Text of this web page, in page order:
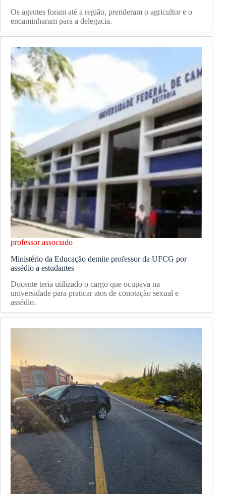
Os agentes foram até a região, prenderam o agricultor e o
encaminharam para a delegacia.
professor associado
Ministério da Educação demite professor da UFCG por
assédio a estudantes
Docente teria utilizado o cargo que ocupava na
universidade para praticar atos de conotação sexual e
assédio.